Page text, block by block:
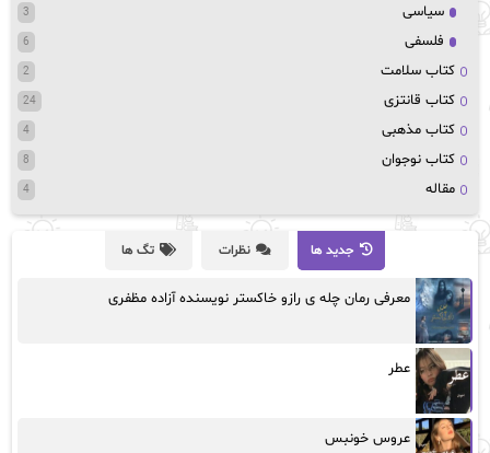
سیاسی 3
فلسفی 6
کتاب سلامت 2
کتاب قانتزی 24
کتاب مذهبی 4
کتاب نوجوان 8
مقاله 4
جدید ها نظرات تگ ها
معرفی رمان چله ی رازو خاکستر نویسنده آزاده مظفری
عطر
عروس خونبس